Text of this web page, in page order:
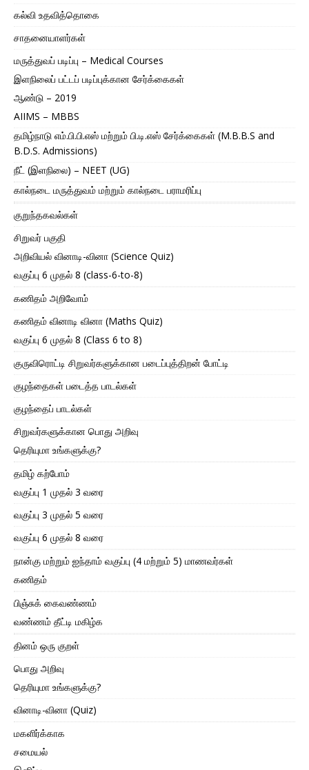
கல்வி உதவித்தொகை
சாதனையாளர்கள்
மருத்துவப் படிப்பு – Medical Courses
இளநிலைப் பட்டப் படிப்புக்கான சேர்க்கைகள்
ஆண்டு – 2019
AIIMS – MBBS
தமிழ்நாடு எம்.பி.பி.எஸ் மற்றும் பி.டி.எஸ் சேர்க்கைகள் (M.B.B.S and
B.D.S. Admissions)
நீட் (இளநிலை) – NEET (UG)
கால்நடை மருத்துவம் மற்றும் கால்நடை பராமரிப்பு
குறுந்தகவல்கள்
சிறுவர் பகுதி
அறிவியல் வினாடி-வினா (Science Quiz)
வகுப்பு 6 முதல் 8 (class-6-to-8)
கணிதம் அறிவோம்
கணிதம் வினாடி வினா (Maths Quiz)
வகுப்பு 6 முதல் 8 (Class 6 to 8)
குருவிரொட்டி சிறுவர்களுக்கான படைப்புத்திறன் போட்டி
குழந்தைகள் படைத்த பாடல்கள்
குழந்தைப் பாடல்கள்
சிறுவர்களுக்கான பொது அறிவு
தெரியுமா உங்களுக்கு?
தமிழ் கற்போம்
வகுப்பு 1 முதல் 3 வரை
வகுப்பு 3 முதல் 5 வரை
வகுப்பு 6 முதல் 8 வரை
நான்கு மற்றும் ஐந்தாம் வகுப்பு (4 மற்றும் 5) மாணவர்கள்
கணிதம்
பிஞ்சுக் கைவண்ணம்
வண்ணம் தீட்டி மகிழ்க
தினம் ஒரு குறள்
பொது அறிவு
தெரியுமா உங்களுக்கு?
வினாடி-வினா (Quiz)
மகளிர்க்காக
சமையல்